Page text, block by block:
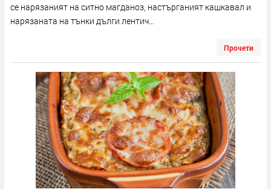
се нарязаният на ситно магданоз, настърганият кашкавал и
нарязаната на тънки дълги лентич...
Прочети